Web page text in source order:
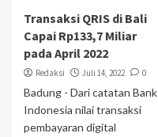
Transaksi QRIS di Bali
Capai Rp133,7 Miliar
pada April 2022
Redaksi Juli 14, 2022 0
Badung - Dari catatan Bank
Indonesia nilai transaksi
pembayaran digital